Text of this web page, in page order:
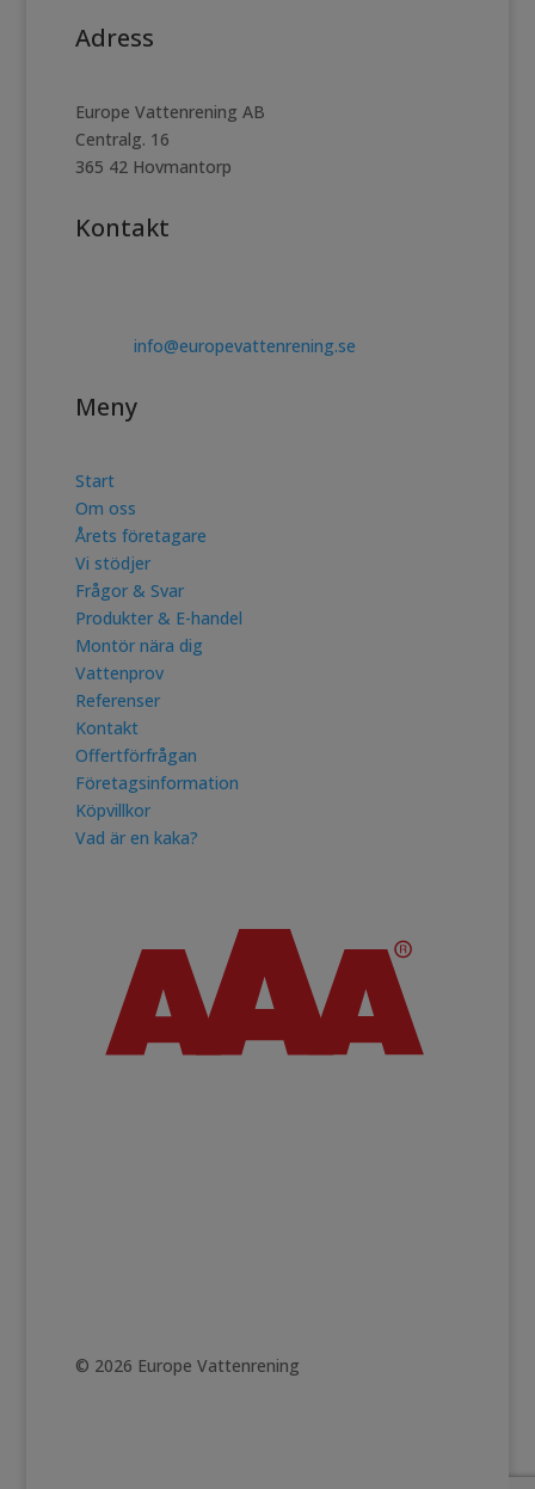
Adress
Europe Vattenrening AB
Centralg. 16
365 42 Hovmantorp
Kontakt
info@europevattenrening.se
Meny
Start
Om oss
Årets företagare
Vi stödjer
Frågor & Svar
Produkter & E-handel
Montör nära dig
Vattenprov
Referenser
Kontakt
Offertförfrågan
Företagsinformation
Köpvillkor
Vad är en kaka?
© 2026 Europe Vattenrening